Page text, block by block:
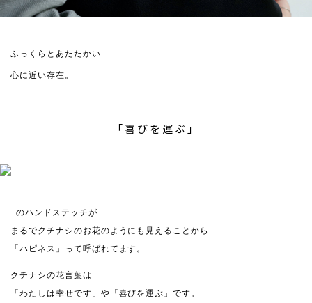
ふっくらとあたたかい
心に近い存在。
「喜びを運ぶ」
+のハンドステッチが
まるでクチナシのお花のようにも見えることから
「ハピネス」って呼ばれてます。
クチナシの花言葉は
「わたしは幸せです」や「喜びを運ぶ」です。